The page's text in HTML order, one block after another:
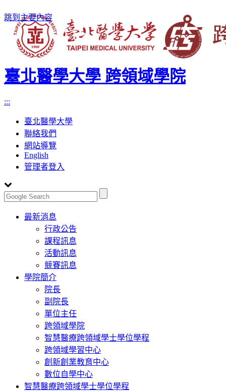
跳到主要內容
臺北醫學大學 跨領域學院
:::
臺北醫學大學
聯絡我們
網站導覽
English
管理者登入
Toggle
navigation
最新消息
行政公告
課程訊息
活動訊息
競賽訊息
學院簡介
院長
副院長
單位主任
跨領域學院
智慧醫療跨領域學士學位學程
跨領域學習中心
創新創業教育中心
數位自學中心
智慧醫療跨領域學士學位學程